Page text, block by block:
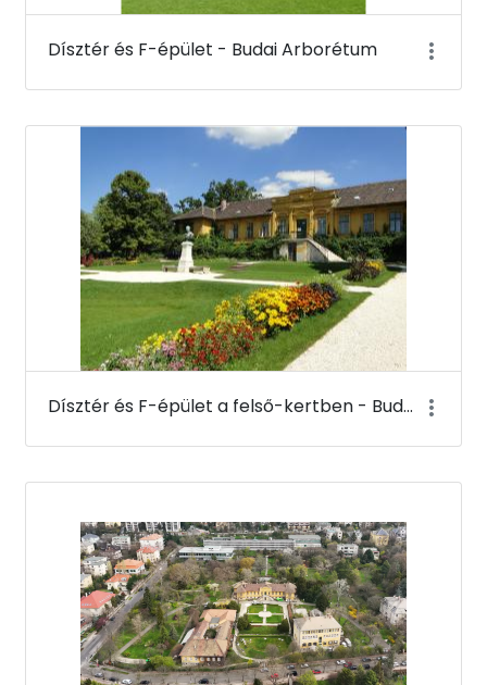
Dísztér és F-épület - Budai Arborétum
Dísztér és F-épület a felső-kertben - Budai Arborétum